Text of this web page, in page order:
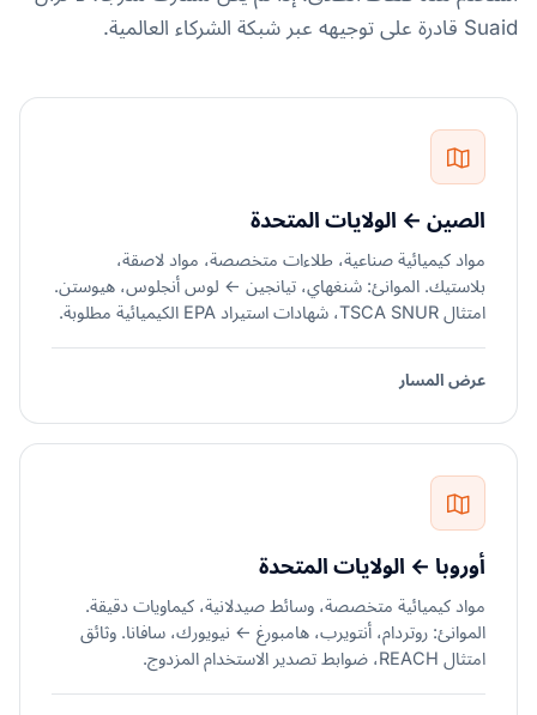
Suaid قادرة على توجيهه عبر شبكة الشركاء العالمية.
الصين ← الولايات المتحدة
مواد كيميائية صناعية، طلاءات متخصصة، مواد لاصقة،
بلاستيك. الموانئ: شنغهاي، تيانجين ← لوس أنجلوس، هيوستن.
امتثال TSCA SNUR، شهادات استيراد EPA الكيميائية مطلوبة.
عرض المسار
أوروبا ← الولايات المتحدة
مواد كيميائية متخصصة، وسائط صيدلانية، كيماويات دقيقة.
الموانئ: روتردام، أنتويرب، هامبورغ ← نيويورك، سافانا. وثائق
امتثال REACH، ضوابط تصدير الاستخدام المزدوج.